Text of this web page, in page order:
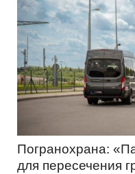
Погранохрана:
для пересечения